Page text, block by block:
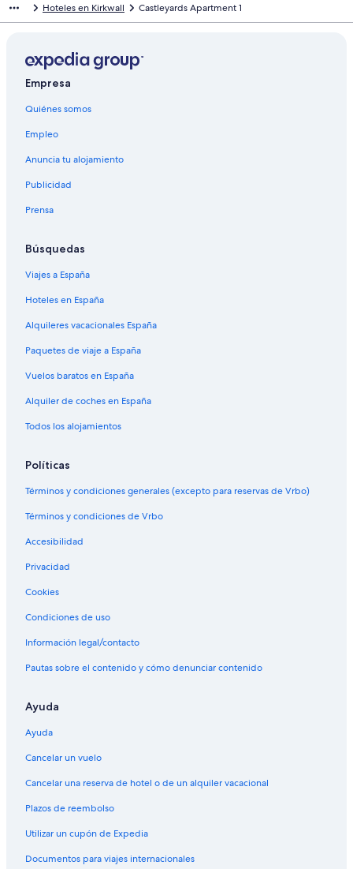
Hoteles en Kirkwall Castleyards Apartment 1
Empresa
Quiénes somos
Empleo
Anuncia tu alojamiento
Publicidad
Prensa
Búsquedas
Viajes a España
Hoteles en España
Alquileres vacacionales España
Paquetes de viaje a España
Vuelos baratos en España
Alquiler de coches en España
Todos los alojamientos
Políticas
Términos y condiciones generales (excepto para reservas de Vrbo)
Términos y condiciones de Vrbo
Accesibilidad
Privacidad
Cookies
Condiciones de uso
Información legal/contacto
Pautas sobre el contenido y cómo denunciar contenido
Ayuda
Ayuda
Cancelar un vuelo
Cancelar una reserva de hotel o de un alquiler vacacional
Plazos de reembolso
Utilizar un cupón de Expedia
Documentos para viajes internacionales